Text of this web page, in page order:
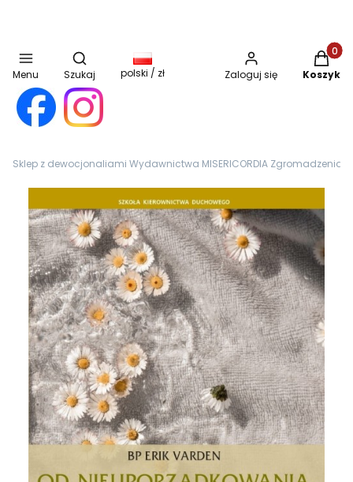
Menu
Otwórz wyszukiwarkę
Szukaj polski / zł Zaloguj się Koszyk
Sklep z dewocjonaliami Wydawnictwa MISERICORDIA Zgromadzenia